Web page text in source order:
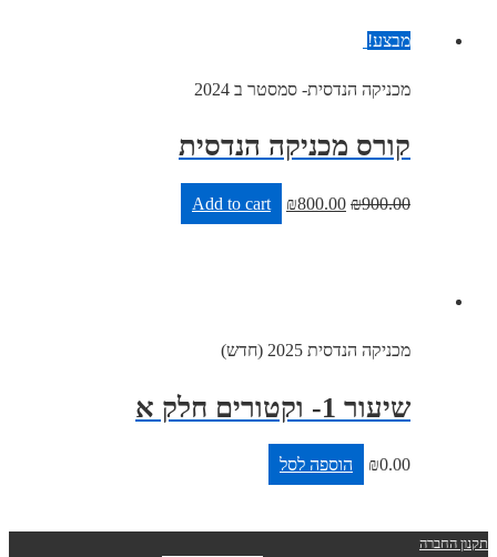
מבצע!
מכניקה הנדסית- סמסטר ב 2024
קורס מכניקה הנדסית
₪
₪800.00
Add to cart
מכניקה הנדסית 2025 (חדש)
שיעור 1- וקטורים חלק א
הוספה לסל